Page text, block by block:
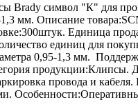
Brady символ "К" для
мм. Описание
Единица
единиц для
0,95-1,3 мм.
продукции:Клипсы.
провода и кабеля.